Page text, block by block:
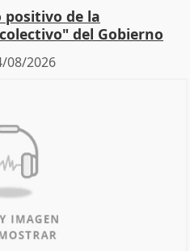
positivo de la
del Gobierno
08/2026